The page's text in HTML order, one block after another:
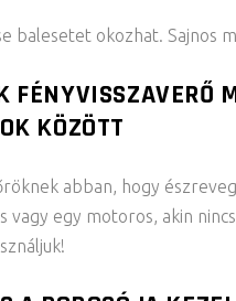
balesetet okozhat. Sajnos
FÉNYVISSZAVERŐ
KÖZÖTT
abban, hogy
vagy egy motoros, akin